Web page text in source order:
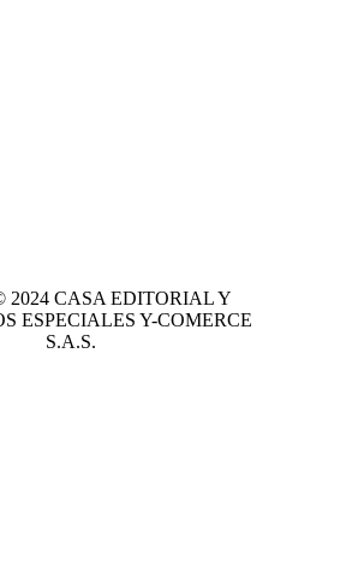
2024 CASA EDITORIALY
ESPECIALES Y-COMERCE
S.A.S.